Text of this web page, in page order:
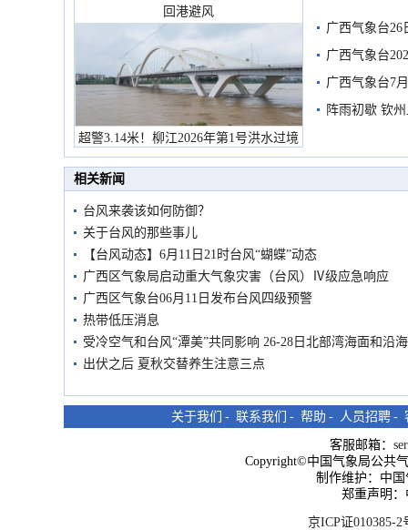
回港避风
超警3.14米！柳江2026年第1号洪水过境
市民在堤岸见证汛况
广西气象台26
广西气象台
预警
广西气象台7
阵雨初歇 钦
相关新闻
台风来袭该如何防御？
关于台风的那些事儿
【台风动态】6月11日21时台风“蝴蝶”动态
广西区气象局启动重大气象灾害（台风）Ⅳ级应急响应
广西区气象台06月11日发布台风四级预警
热带低压消息
受冷空气和台风“潭美”共同影响 26-28日北部湾海面和沿
出伏之后 夏秋交替养生注意三点
关于我们 - 联系我们 - 帮助 - 人员招聘 -
客服邮箱：
Copyright©中国气象局公共
制作维护：中
郑重声明
京ICP证010385-2